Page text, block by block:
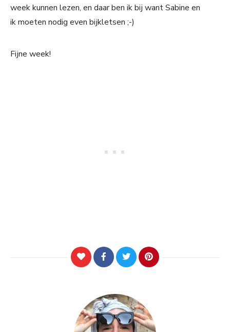
week kunnen lezen, en daar ben ik bij want Sabine en
ik moeten nodig even bijkletsen ;-)
Fijne week!